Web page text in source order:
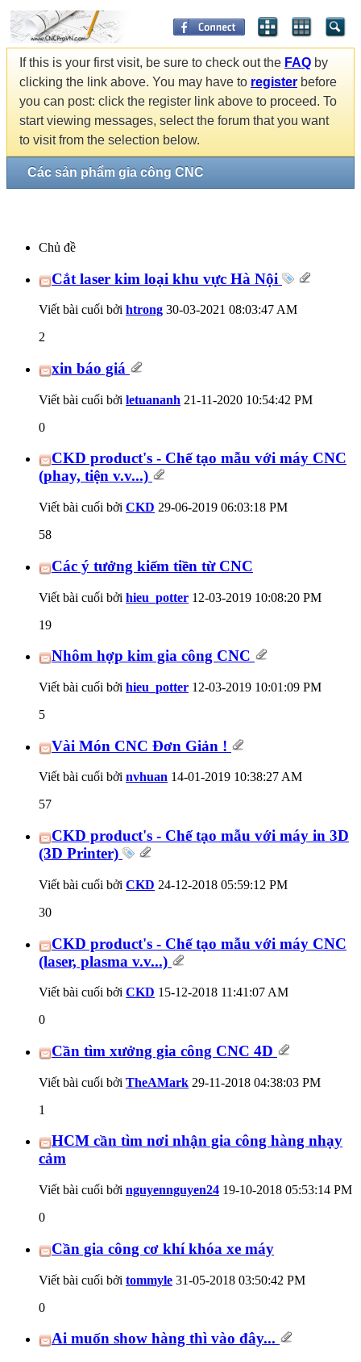
If this is your first visit, be sure to check out the FAQ by
clicking the link above. You may have to register before
you can post: click the register link above to proceed. To
start viewing messages, select the forum that you want
to visit from the selection below.
Các sản phẩm gia công CNC
Chủ đề
Cắt laser kim loại khu vực Hà Nội
Viết bài cuối bởi htrong 30-03-2021 08:03:47 AM
2
xin báo giá
Viết bài cuối bởi letuananh 21-11-2020 10:54:42 PM
0
CKD product's - Chế tạo mẫu với máy CNC
(phay, tiện v.v...)
Viết bài cuối bởi CKD 29-06-2019 06:03:18 PM
58
Các ý tưởng kiếm tiền từ CNC
Viết bài cuối bởi hieu_potter 12-03-2019 10:08:20 PM
19
Nhôm hợp kim gia công CNC
Viết bài cuối bởi hieu_potter 12-03-2019 10:01:09 PM
5
Vài Món CNC Đơn Giản !
Viết bài cuối bởi nvhuan 14-01-2019 10:38:27 AM
57
CKD product's - Chế tạo mẫu với máy in 3D
(3D Printer)
Viết bài cuối bởi CKD 24-12-2018 05:59:12 PM
30
CKD product's - Chế tạo mẫu với máy CNC
(laser, plasma v.v...)
Viết bài cuối bởi CKD 15-12-2018 11:41:07 AM
0
Cần tìm xưởng gia công CNC 4D
Viết bài cuối bởi TheAMark 29-11-2018 04:38:03 PM
1
HCM cần tìm nơi nhận gia công hàng nhạy
cảm
Viết bài cuối bởi nguyennguyen24 19-10-2018 05:53:14 PM
0
Cần gia công cơ khí khóa xe máy
Viết bài cuối bởi tommyle 31-05-2018 03:50:42 PM
0
Ai muốn show hàng thì vào đây...